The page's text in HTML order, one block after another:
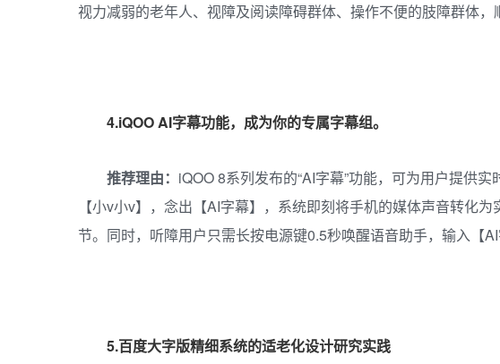
视力减弱的老年人、视障及阅读障碍群体、操作不便的肢障群体，
4.iQOO AI字幕功能，成为你的专属字幕组。
推荐理由： iQOO 8系列发布的“AI字幕”功能，可为用户提供
【小v小v】，念出【AI字幕】，系统即刻将手机的媒体声音转化
节。同时，听障用户只需长按电源键0.5秒唤醒语音助手，输入【
5.百度大字版精细系统的适老化设计研究实践